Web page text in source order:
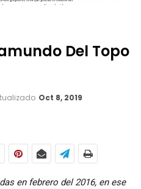
Del Topo
Oct 8, 2019
en febrero del 2016, en ese